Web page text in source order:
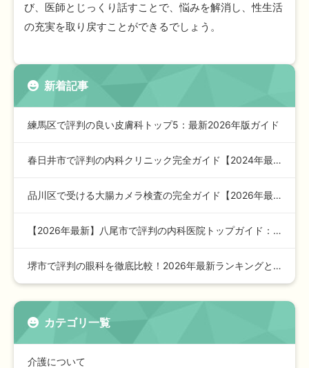
び、医師とじっくり話すことで、悩みを解消し、性生活
の充実を取り戻すことができるでしょう。
新着記事
練馬区で評判の良い皮膚科トップ5：最新2026年版ガイド
春日井市で評判の内科クリニック完全ガイド【2024年最新版】…
品川区で受ける大腸カメラ検査の完全ガイド【2026年最新版】
【2026年最新】八尾市で評判の内科医院トップガイド：安心の…
堺市で評判の眼科を徹底比較！2026年最新ランキングと選び方…
カテゴリ一覧
介護について